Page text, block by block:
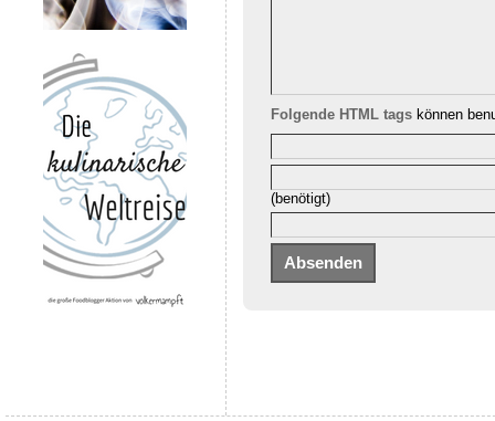
Folgende HTML tagskönnen
(benötigt)